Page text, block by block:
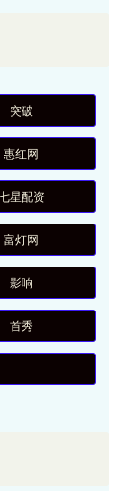
突破
惠红网
星配资
富灯网
影响
首秀